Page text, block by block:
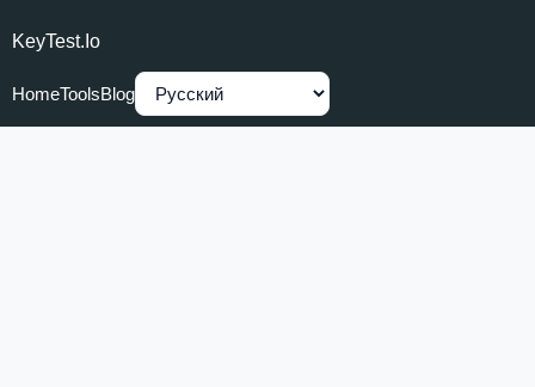
KeyTest.io
HomeToolsBlog